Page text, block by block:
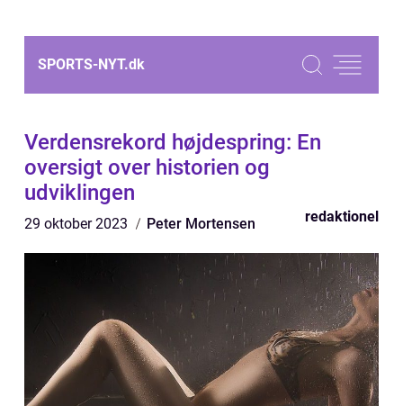
SPORTS-NYT.dk
Verdensrekord højdespring: En
oversigt over historien og
udviklingen
29 oktober 2023 Peter Mortensen redaktionel